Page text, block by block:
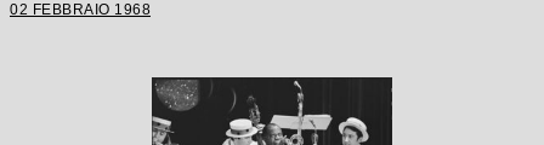
02 FEBBRAIO 1968